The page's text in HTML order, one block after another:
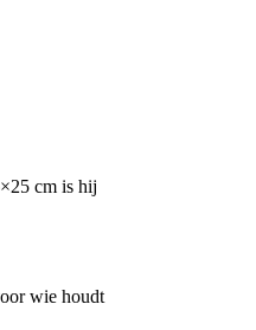
cm is hij
wie houdt